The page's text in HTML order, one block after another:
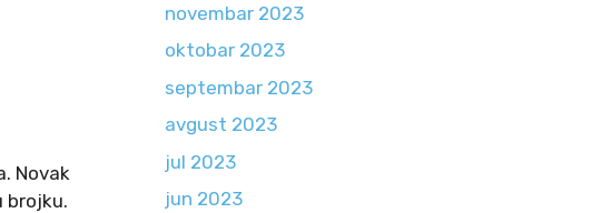
Novak
brojku.
novembar 2023
oktobar 2023
septembar 2023
avgust 2023
jul 2023
jun 2023